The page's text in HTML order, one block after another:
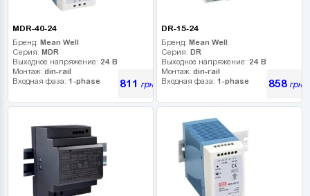
MDR-40-24
Бренд: Mean Well
Серия: MDR
Выходное напряжение: 24 В
Монтаж: din-rail
Входная фаза: 1-phase 811 грн
DR-15-24
Бренд: Mean Well
Серия: DR
Выходное напряжение: 24 В
Монтаж: din-rail
Входная фаза: 1-phase 858грн